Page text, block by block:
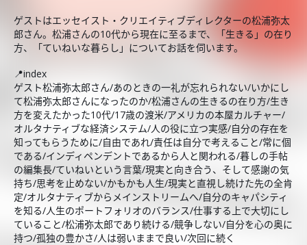
ゲストはエッセイスト・クリエイティブディレクターの松浦弥太
郎さん。松浦さんの10代から現在に至るまで、「生きる」の在り
方、「ていねいな暮らし」についてお話を伺います。
📍index
ゲスト松浦弥太郎さん/あのときの一礼が忘れられない/いかにし
て松浦弥太郎さんになったのか/松浦さんの生きるの在り方/生き
方を変えたかった10代/17歳の渡米/アメリカの本屋カルチャー/
オルタナティブな経済システム/人の役に立つ実感/自分の存在を
知ってもらうために/自由であれ/責任は自分で考えること/常に個
である/インディペンデントであるから人と関われる/暮しの手帖
の編集長/ていねいという言葉/現実と向き合う、そして感謝の気
持ち/思考を止めない/かもかも人生/現実と直視し続けた先の全肯
定/オルタナティブからメインストリームへ/自分のキャパシティ
を知る/人生のポートフォリオのバランス/仕事する上で大切にし
ていること/松浦弥太郎であり続ける/競争しない/自分を心の奥に
持つ/孤独の豊かさ/人は弱いままで良い/次回に続く